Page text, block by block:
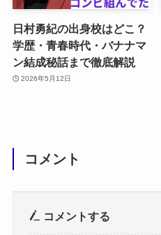
日村勇紀の出身校はどこ？
学歴・青春時代・バナナマ
ン結成秘話まで徹底解説
2026年5月12日
コメント
コメントする